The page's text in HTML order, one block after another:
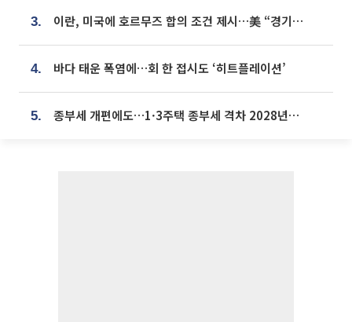
3. 이란, 미국에 호르무즈 합의 조건 제시…美 “경기 아직 안 끝나” [종합]
4. 바다 태운 폭염에…회 한 접시도 ‘히트플레이션’
5. 종부세 개편에도…1·3주택 종부세 격차 2028년부터 확대